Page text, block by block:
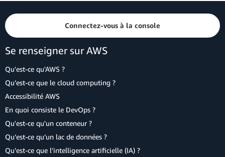
Connectez-vous à la console
Se renseigner sur AWS
Qu'est-ce qu'AWS ?
Qu’est-ce que le cloud computing ?
Accessibilité AWS
En quoi consiste le DevOps ?
Qu'est-ce qu'un conteneur ?
Qu’est-ce qu’un lac de données ?
Qu’est-ce que l’intelligence artificielle (IA) ?